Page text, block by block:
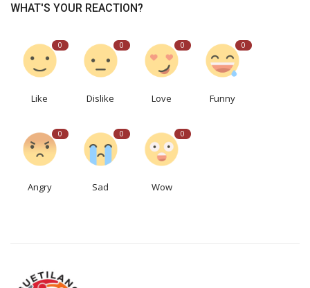
WHAT'S YOUR REACTION?
0
Like
0
Dislike
0
Love
0
Funny
0
Angry
0
Sad
0
Wow